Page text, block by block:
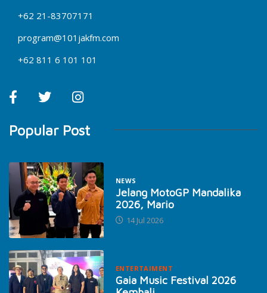
+62 21-83707171
program@101jakfm.com
+62 811 6 101 101
Popular Post
NEWS
Jelang MotoGP Mandalika
2026, Mario
14 Jul 2026
ENTERTAIMENT
Gaia Music Festival 2026